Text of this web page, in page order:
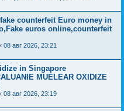
counterfeit Euro money in
euros online,counterfeit
08 авг 2026, 23:21
in Singapore
MUELEAR OXIDIZE
08 авг 2026, 23:19